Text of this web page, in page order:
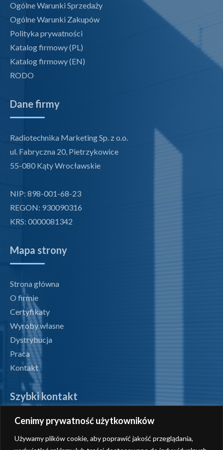
Cenimy prywatność użytkowników
Używamy plików cookie, aby poprawić jakość przeglądania,
Ogólne Warunki Sprzedaży
Ogólne Warunki Zakupów
Polityka prywatności
Katalog firmowy (PL)
Katalog firmowy (EN)
RODO
Dane firmy
Radiotechnika Marketing Sp. z o.o.
ul. Fabryczna 20, Pietrzykowice
55-080 Kąty Wrocławskie
NIP: 898-001-68-23
REGON: 930090316
KRS: 0000081342
Mapa strony
Strona główna
O firmie
Certyfikaty
Wyroby własne
Dystrybucja
Praca
Kontakt
Szybki kontakt